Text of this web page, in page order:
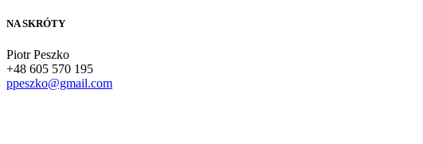
NA SKRÓTY
Piotr Peszko
+48 605 570 195
ppeszko@gmail.com